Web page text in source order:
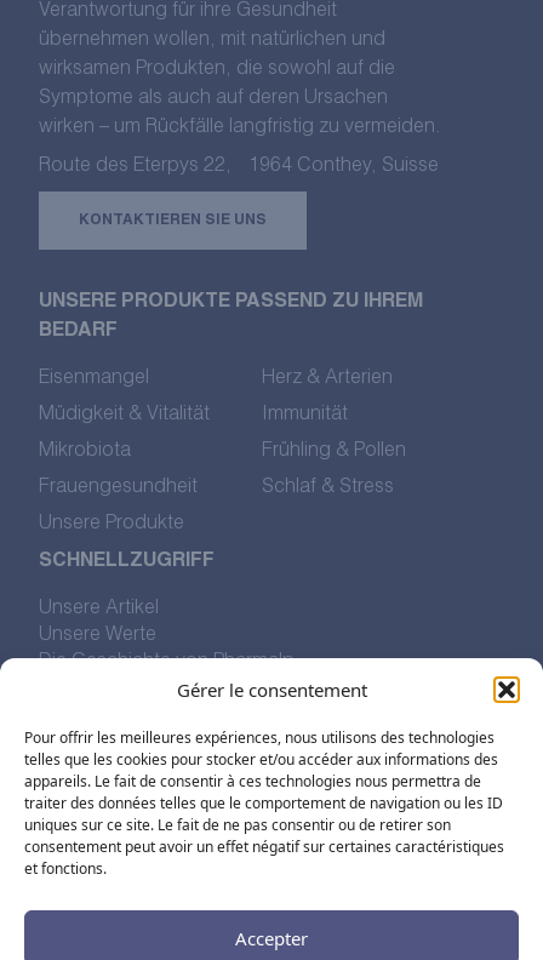
Gérer le consentement
Pour offrir les meilleures expériences, nous utilisons des technologies
telles que les cookies pour stocker et/ou accéder aux informations des
appareils. Le fait de consentir à ces technologies nous permettra de
traiter des données telles que le comportement de navigation ou les ID
uniques sur ce site. Le fait de ne pas consentir ou de retirer son
consentement peut avoir un effet négatif sur certaines caractéristiques
et fonctions.
Accepter
Verantwortung für ihre Gesundheit
übernehmen wollen, mit natürlichen und
wirksamen Produkten, die sowohl auf die
Symptome als auch auf deren Ursachen
wirken – um Rückfälle langfristig zu vermeiden.
Route des Eterpys 22, 1964 Conthey, Suisse
KONTAKTIEREN SIE UNS
UNSERE PRODUKTE PASSEND ZU IHREM
BEDARF
Eisenmangel
Herz & Arterien
Müdigkeit & Vitalität
Immunität
Mikrobiota
Frühling & Pollen
Frauengesundheit
Schlaf & Stress
Unsere Produkte
SCHNELLZUGRIFF
Unsere Artikel
Unsere Werte
Die Geschichte von Pharmalp
FOLGEN SIE UNS IN DEN SOZIALEN
NETZWERKEN